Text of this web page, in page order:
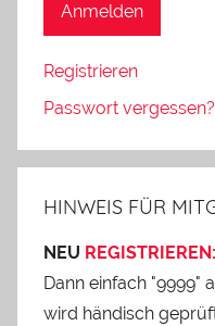
Anmelden
Registrieren
Passwort vergessen?
HINWEIS FÜR
NEU REGISTRIEREN:
Dann einfach "9999"
wird händisch